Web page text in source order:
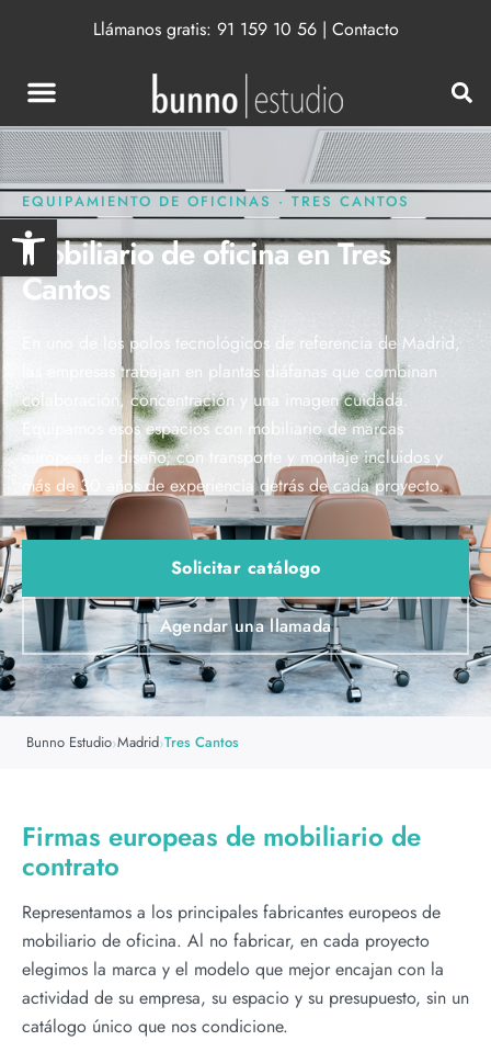
Abrir barra de herramientas
Llámanos gratis: 91 159 10 56| Contacto
EQUIPAMIENTO DE OFICINAS · TRES CANTOS
Mobiliario de oficina en Tres
Cantos
En uno de los polos tecnológicos de referencia de Madrid,
las empresas trabajan en plantas diáfanas que combinan
colaboración, concentración y una imagen cuidada.
Equipamos esos espacios con mobiliario de marcas
europeas de diseño, con transporte y montaje incluidos y
más de 30 años de experiencia detrás de cada proyecto.
Solicitar catálogo
Agendar una llamada
Bunno Estudio›Madrid›Tres Cantos
Firmas europeas de mobiliario de
contrato
Representamos a los principales fabricantes europeos de
mobiliario de oficina. Al no fabricar, en cada proyecto
elegimos la marca y el modelo que mejor encajan con la
actividad de su empresa, su espacio y su presupuesto, sin un
catálogo único que nos condicione.